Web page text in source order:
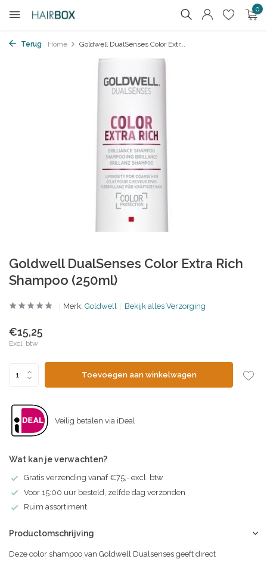
0
Terug Home Goldwell DualSenses Color Extr...
Goldwell DualSenses Color Extra Rich
Shampoo (250ml)
Merk: Goldwell Bekijk alles Verzorging
€15,25
Excl. btw
Toevoegen aan winkelwagen
Veilig betalen via iDeal
Wat kan je verwachten?
Gratis verzending vanaf €75,- excl. btw
Voor 15:00 uur besteld, zelfde dag verzonden
Ruim assortiment
Productomschrijving
Deze color shampoo van Goldwell Dualsenses geeft direct